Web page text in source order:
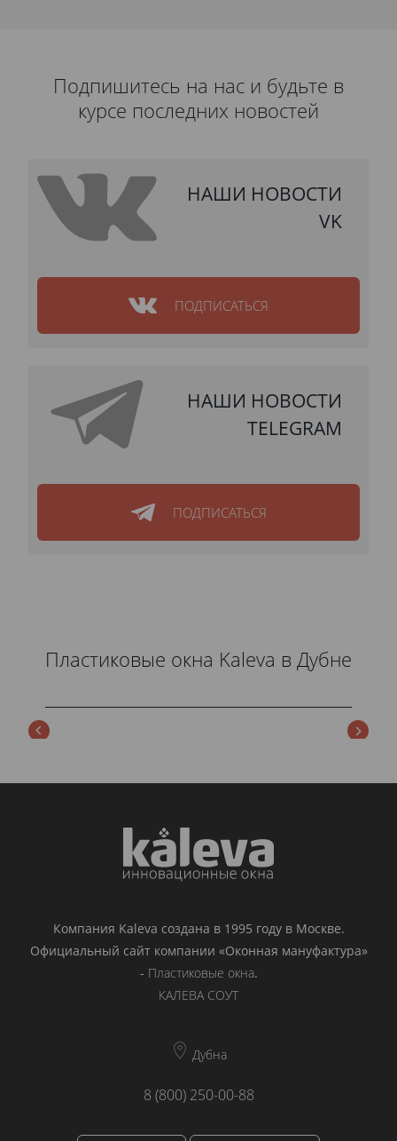
Подпишитесь на нас и будьте в
курсе последних новостей
НАШИ НОВОСТИ
VK
ПОДПИСАТЬСЯ
НАШИ НОВОСТИ
TELEGRAM
ПОДПИСАТЬСЯ
Пластиковые окна Kaleva в Дубне
Компания Kaleva создана в 1995 году в Москве.
Официальный сайт компании «Оконная мануфактура»
- Пластиковые окна.
КАЛЕВА СОУТ
Дубна
8 (800) 250-00-88